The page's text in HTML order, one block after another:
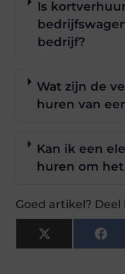
Is
bedrijf?
Wat zijn de
huren van
Kan ik een
huren om
Goed artikel?
X
(Twitter)